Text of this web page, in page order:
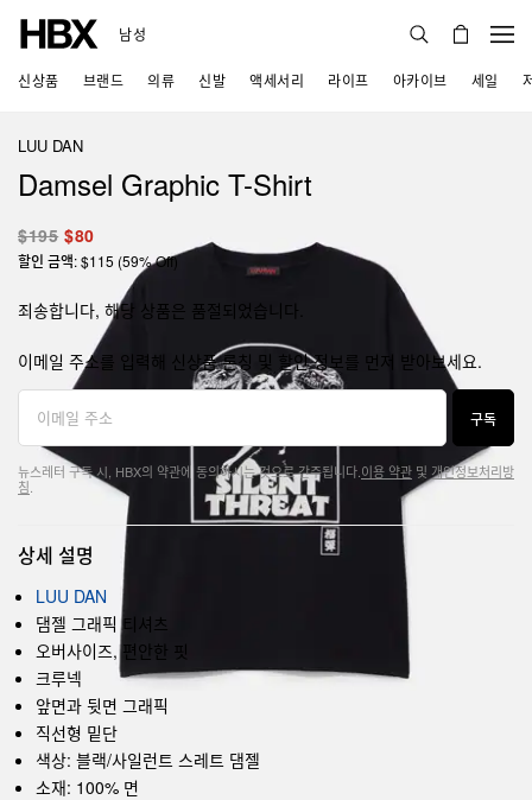
남성
신상품 브랜드 의류 신발 액세서리 라이프 아카이브 세일
LUU DAN
Damsel Graphic T-Shirt
$195 $80
할인 금액: $115 (59% Off)
죄송합니다, 해당 상품은 품절되었습니다.
이메일 주소를 입력해 신상품 론칭 및 할인 정보를 먼저 받아보세요.
구독
뉴스레터 구독 시, HBX의 약관에 동의하시는 것으로 간주됩니다. 이용 약관 및 개인정보처리방
침
상세 설명
LUU DAN
댐젤 그래픽 티셔츠
오버사이즈, 편안한 핏
크루넥
앞면과 뒷면 그래픽
직선형 밑단
색상: 블랙/사일런트 스레트 댐젤
소재: 100% 면